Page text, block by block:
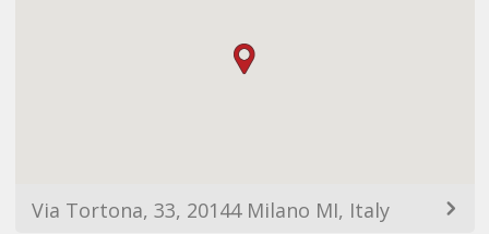
Via Tortona, 33, 20144 Milano MI, Italy